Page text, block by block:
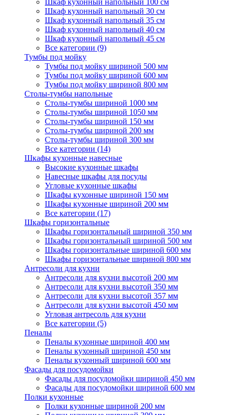
Шкаф кухонный напольный 100 см
Шкаф кухонный напольный 30 см
Шкаф кухонный напольный 35 см
Шкаф кухонный напольный 40 см
Шкаф кухонный напольный 45 см
Все категории (9)
Тумбы под мойку
Тумбы под мойку шириной 500 мм
Тумбы под мойку шириной 600 мм
Тумбы под мойку шириной 800 мм
Столы-тумбы напольные
Столы-тумбы шириной 1000 мм
Столы-тумбы шириной 1050 мм
Столы-тумбы шириной 150 мм
Столы-тумбы шириной 200 мм
Столы-тумбы шириной 300 мм
Все категории (14)
Шкафы кухонные навесные
Высокие кухонные шкафы
Навесные шкафы для посуды
Угловые кухонные шкафы
Шкафы кухонные шириной 150 мм
Шкафы кухонные шириной 200 мм
Все категории (17)
Шкафы горизонтальные
Шкафы горизонтальный шириной 350 мм
Шкафы горизонтальный шириной 500 мм
Шкафы горизонтальные шириной 600 мм
Шкафы горизонтальные шириной 800 мм
Антресоли для кухни
Антресоли для кухни высотой 200 мм
Антресоли для кухни высотой 350 мм
Антресоли для кухни высотой 357 мм
Антресоли для кухни высотой 450 мм
Угловая антресоль для кухни
Все категории (5)
Пеналы
Пеналы кухонные шириной 400 мм
Пеналы кухонный шириной 450 мм
Пеналы кухонный шириной 600 мм
Фасады для посудомойки
Фасады для посудомойки шириной 450 мм
Фасады для посудомойки шириной 600 мм
Полки кухонные
Полки кухонные шириной 200 мм